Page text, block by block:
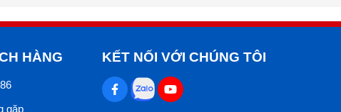
HÀNG
gặp
KẾT NỐI VỚI CHÚNG TÔI